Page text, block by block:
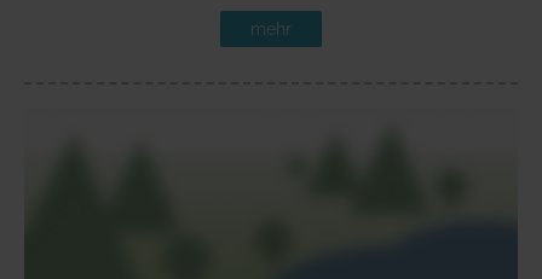
mehr